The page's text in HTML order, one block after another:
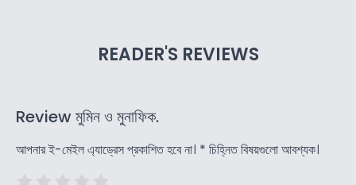
READER'S REVIEWS
Review মুমিন ও মুনাফিক.
আপনার ই-মেইল এ্যাড্রেস প্রকাশিত হবে না। * চিহ্নিত বিষয়গুলো আবশ্যক।